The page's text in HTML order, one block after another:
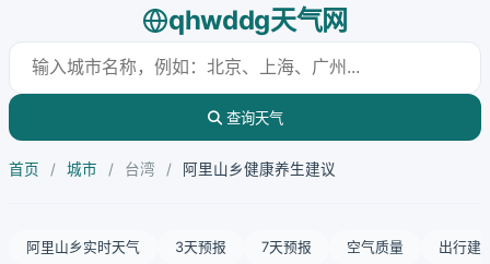
qhwddg天气网
查询天气
首页 / 城市 / 台湾 / 阿里山乡健康养生建议
阿里山乡实时天气 3天预报 7天预报 空气质量 出行建